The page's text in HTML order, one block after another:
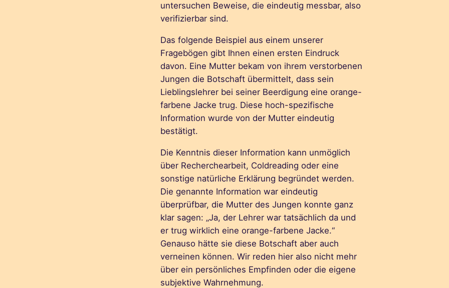
untersuchen Beweise, die eindeutig messbar, also
verifizierbar sind.
Das folgende Beispiel aus einem unserer
Fragebögen gibt Ihnen einen ersten Eindruck
davon. Eine Mutter bekam von ihrem verstorbenen
Jungen die Botschaft übermittelt, dass sein
Lieblingslehrer bei seiner Beerdigung eine orange-
farbene Jacke trug. Diese hoch-spezifische
Information wurde von der Mutter eindeutig
bestätigt.
Die Kenntnis dieser Information kann unmöglich
über Recherchearbeit, Coldreading oder eine
sonstige natürliche Erklärung begründet werden.
Die genannte Information war eindeutig
überprüfbar, die Mutter des Jungen konnte ganz
klar sagen: „Ja, der Lehrer war tatsächlich da und
er trug wirklich eine orange-farbene Jacke.“
Genauso hätte sie diese Botschaft aber auch
verneinen können. Wir reden hier also nicht mehr
über ein persönliches Empfinden oder die eigene
subjektive Wahrnehmung.